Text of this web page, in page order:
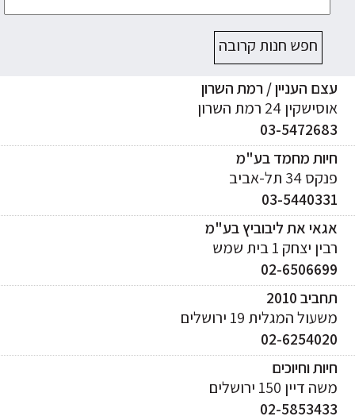
חפש חנות קרובה
העניין / רמת השרון
24 רמת השרון
03-
מחמד בע"מ
34 תל-אביב
03-
את ליבוביץ בע"מ
יצחק 1 בית שמש
02-
2010
המגלית 19 ירושלים
02-
וחיוכים
150 ירושלים
02-